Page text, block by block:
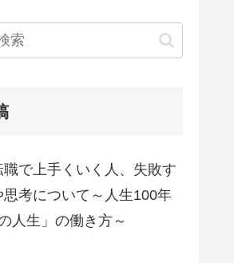
職で上手くいく人、失敗す
思考について～人生100年
人生」の働き方～